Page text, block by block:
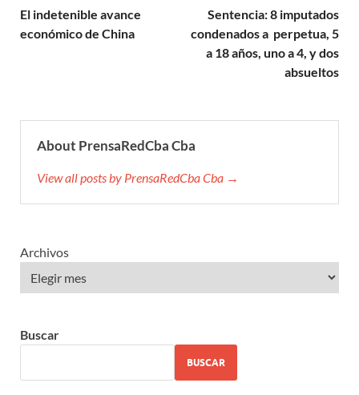
El indetenible avance
económico de China
Sentencia: 8 imputados
condenados a perpetua, 5
a 18 años, uno a 4, y dos
absueltos
About PrensaRedCba Cba
View all posts by PrensaRedCba Cba →
Archivos
Buscar
BUSCAR